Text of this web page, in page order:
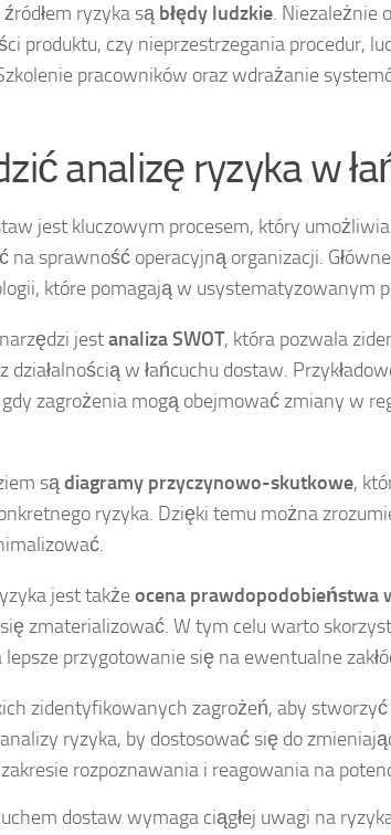
ryzyka są błędy ludzkie. Niezależnie
produktu, czy nieprzestrzegania procedur,
pracowników oraz wdrażanie
analizę ryzyka w
jest kluczowym procesem, który
na sprawność operacyjną organizacji.
które pomagają w usystematyzowanym
jestanaliza SWOT, która pozwala
działalnością w łańcuchu dostaw.
zagrożenia mogą obejmować zmiany w
sądiagramy przyczynowo-skutkowe,
ryzyka. Dzięki temu można
jest takżeocena prawdopodobieństwa
zmaterializować. W tym celu warto
przygotowanie się na ewentualne
zidentyfikowanych zagrożeń, aby stworzyć
ryzyka, by dostosować się do
rozpoznawania i reagowania na
dostaw wymaga ciągłej uwagi na